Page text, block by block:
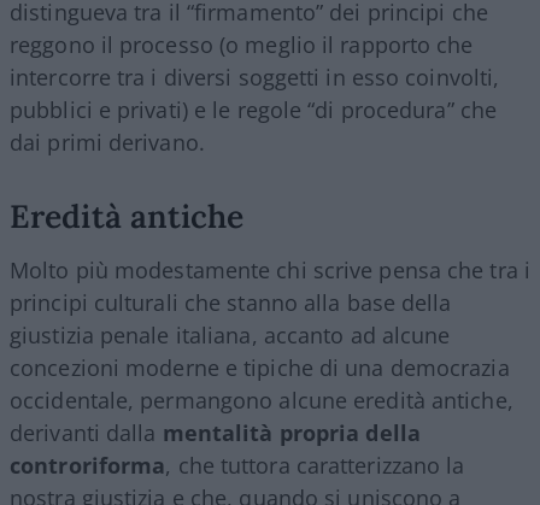
distingueva tra il “firmamento” dei principi che
reggono il processo (o meglio il rapporto che
intercorre tra i diversi soggetti in esso coinvolti,
pubblici e privati) e le regole “di procedura” che
dai primi derivano.
Eredità antiche
Molto più modestamente chi scrive pensa che tra i
principi culturali che stanno alla base della
giustizia penale italiana, accanto ad alcune
concezioni moderne e tipiche di una democrazia
occidentale, permangono alcune eredità antiche,
derivanti dalla mentalità propria della
controriforma, che tuttora caratterizzano la
nostra giustizia e che, quando si uniscono a